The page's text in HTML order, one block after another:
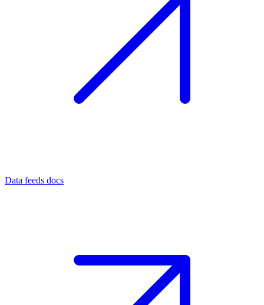
Data feeds docs